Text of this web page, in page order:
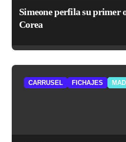
Simeone perfila su primer
Corea
CARRUSEL FICHAJES